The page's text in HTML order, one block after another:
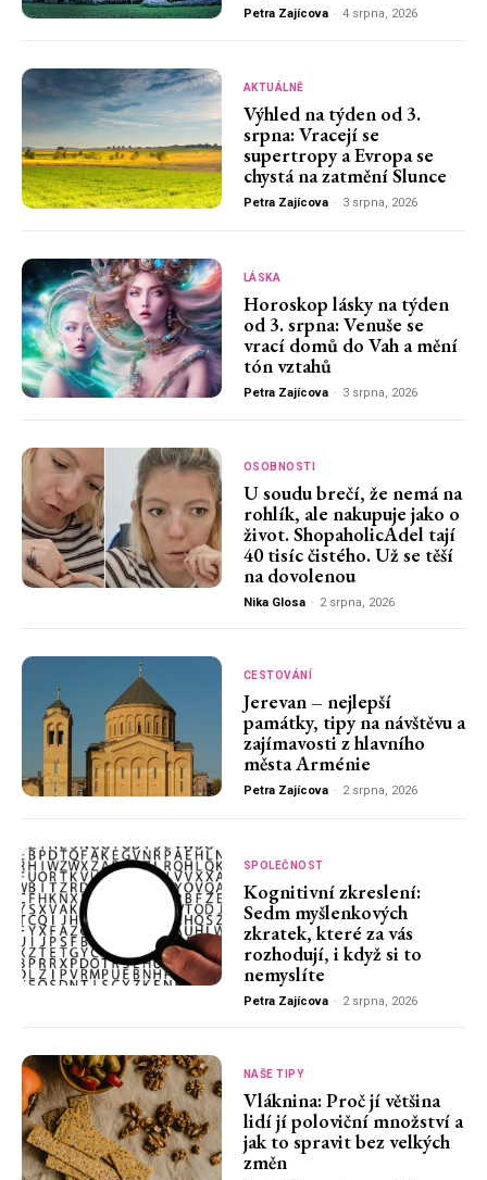
Petra Zajícova - 4 srpna, 2026
AKTUÁLNĚ
Výhled na týden od 3.
srpna: Vracejí se
supertropy a Evropa se
chystá na zatmění Slunce
Petra Zajícova - 3 srpna, 2026
LÁSKA
Horoskop lásky na týden
od 3. srpna: Venuše se
vrací domů do Vah a mění
tón vztahů
Petra Zajícova - 3 srpna, 2026
OSOBNOSTI
U soudu brečí, že nemá na
rohlík, ale nakupuje jako o
život. ShopaholicAdel tají
40 tisíc čistého. Už se těší
na dovolenou
Nika Glosa - 2 srpna, 2026
CESTOVÁNÍ
Jerevan – nejlepší
památky, tipy na návštěvu a
zajímavosti z hlavního
města Arménie
Petra Zajícova - 2 srpna, 2026
SPOLEČNOST
Kognitivní zkreslení:
Sedm myšlenkových
zkratek, které za vás
rozhodují, i když si to
nemyslíte
Petra Zajícova - 2 srpna, 2026
NAŠE TIPY
Vláknina: Proč jí většina
lidí jí poloviční množství a
jak to spravit bez velkých
změn